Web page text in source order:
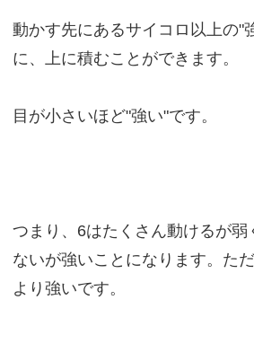
動かす先にあるサイコロ以上の"
に、上に積むことができます。
目が小さいほど"強い"です。
つまり、6はたくさん動けるが弱
ないが強いことになります。た
より強いです。